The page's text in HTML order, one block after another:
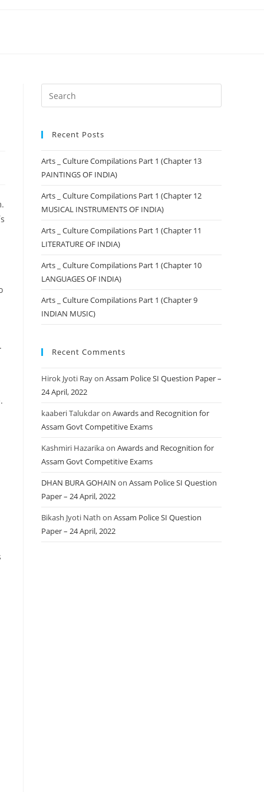
Recent Posts
Arts _ Culture Compilations Part 1 (Chapter 13
PAINTINGS OF INDIA)
Arts _ Culture Compilations Part 1 (Chapter 12
MUSICAL INSTRUMENTS OF INDIA)
Arts _ Culture Compilations Part 1 (Chapter 11
LITERATURE OF INDIA)
Arts _ Culture Compilations Part 1 (Chapter 10
LANGUAGES OF INDIA)
Arts _ Culture Compilations Part 1 (Chapter 9
INDIAN MUSIC)
Recent Comments
Hirok Jyoti Rayon Assam Police SI Question Paper –
24 April, 2022
kaaberi Talukdaron Awards and Recognition for
Assam Govt Competitive Exams
Kashmiri Hazarikaon Awards and Recognition for
Assam Govt Competitive Exams
DHAN BURA GOHAIN on Assam Police SI Question
Paper – 24 April, 2022
Bikash Jyoti Nath on Assam Police SI Question
Paper – 24 April, 2022